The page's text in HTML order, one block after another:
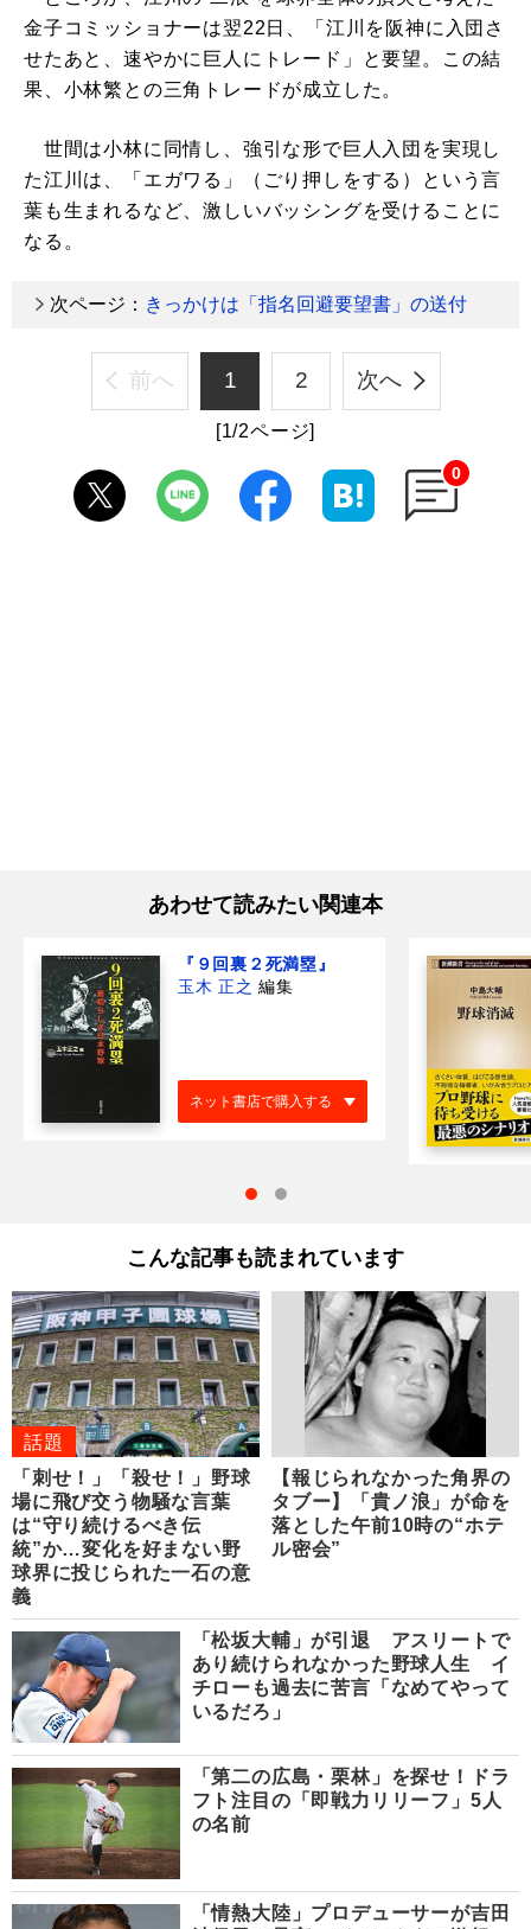
金子コミッショナーは翌22日、「江川を阪神に入団さ
せたあと、速やかに巨人にトレード」と要望。この結
果、小林繁との三角トレードが成立した。
世間は小林に同情し、強引な形で巨人入団を実現し
た江川は、「エガワる」（ごり押しをする）という言
葉も生まれるなど、激しいバッシングを受けることに
なる。
次ページ： きっかけは「指名回避要望書」の送付
前へ 1 2 次へ
[1/2ページ]
0
あわせて読みたい関連本
『９回裏２死満塁』
玉木 正之 編集
ネット書店で購入する
こんな記事も読まれています
話題
「刺せ！」「殺せ！」野球
場に飛び交う物騒な言葉
は“守り続けるべき伝
統”か…変化を好まない野
球界に投じられた一石の意
義
【報じられなかった角界の
タブー】「貴ノ浪」が命を
落とした午前10時の“ホテ
ル密会”
「松坂大輔」が引退 アスリートで
あり続けられなかった野球人生 イ
チローも過去に苦言「なめてやって
いるだろ」
「第二の広島・栗林」を探せ！ドラ
フト注目の「即戦力リリーフ」5人
の名前
「情熱大陸」プロデューサーが吉田